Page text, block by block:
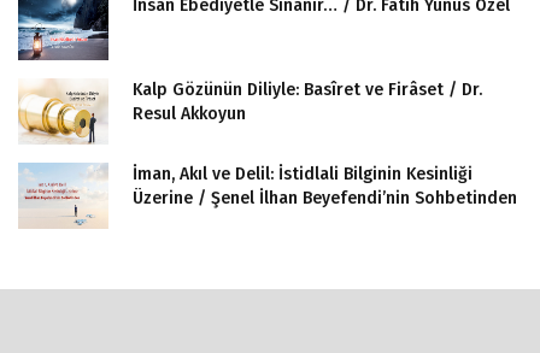
İnsan Ebediyetle Sınanır… / Dr. Fatih Yunus Özel
Kalp Gözünün Diliyle: Basîret ve Firâset / Dr.
Resul Akkoyun
İman, Akıl ve Delil: İstidlali Bilginin Kesinliği
Üzerine / Şenel İlhan Beyefendi’nin Sohbetinden